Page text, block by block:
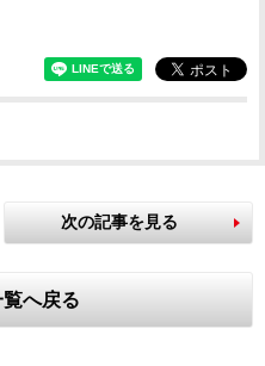
へ戻る
次の記事を見る